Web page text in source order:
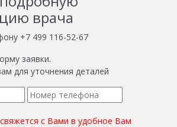
врача
+7 499 116-52-67
заявки.
для уточнения деталей
с Вами в удобное Вам